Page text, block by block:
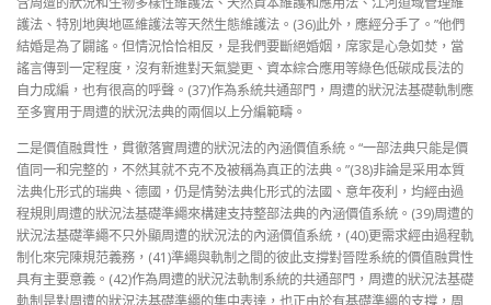
護法、特別地輿地區維護法等天然生態維護法。(36)此外，應經分手了。”他們
結婚是為了闢謠。但情況恰恰相反，是我們要斷絕婚姻，席家是心急如焚，當
謠言傳到一定程度，沒有新進對天氣變更、資本綜合應用等綠色低碳成長法的
自力成編，也有很高的呼聲。(37)作為系統共通部門，周遭的狀況法基礎軌制應
至多實用于周遭的狀況法典的兩個以上分編範疇。
二是價值融貫性，貫徹落實周遭的狀況法的內涵價值系統。“一部法典只能是價
值同一和完整的，不然其就不克不及被稱為真正的法典。”(38)非論是采用本質
法典化形式的瑞典、德國，仍是情勢法典化形式的法國、意年夜利，均經由過
程規則周遭的狀況法基礎準繩來構建支持整部法典的內涵價值系統。(39)周遭的
狀況法基礎準繩不只外顯周遭的狀況法的內涵價值系統，(40)更需求經由過程軌
制化來完陳規范義務，(41)準繩與軌制之間的彼此支撐對晉陞系統的價值融貫性
具有主要意義。(42)作為周遭的狀況法軌制系統的共通部門，周遭的狀況法基礎
軌制是對周遭的狀況法基礎準繩的集中表達，也正由於有基礎準繩的支撐，周